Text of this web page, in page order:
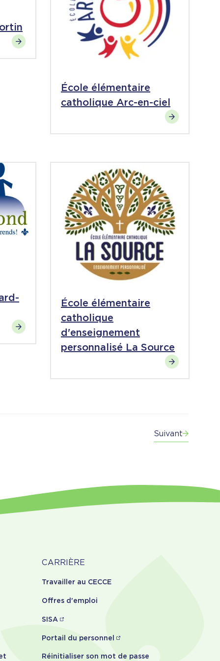
École élémentaire
catholique Arc-en-ciel
École élémentaire
catholique
d'enseignement
personnalisé La Source
Suivant
Carrière
CARRIÈRE
Travailler au CECCE
Offres d'emploi
SISA
Portail du personnel
Réinitialiser son mot de passe